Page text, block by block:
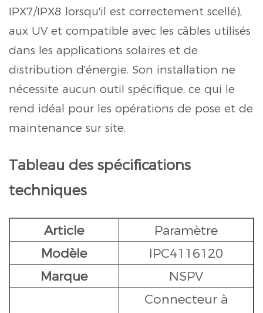
IPX7/IPX8 lorsqu'il est correctement scellé),
aux UV et compatible avec les câbles utilisés
dans les applications solaires et de
distribution d'énergie. Son installation ne
nécessite aucun outil spécifique, ce qui le
rend idéal pour les opérations de pose et de
maintenance sur site.
Tableau des spécifications
techniques
Article
Paramètre
Modèle
IPC4116120
Marque
NSPV
Connecteur à